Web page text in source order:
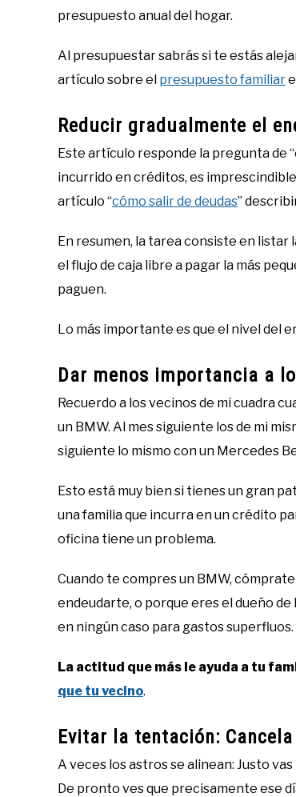
presupuesto anual del hogar.
Al presupuestar sabrás si te estás
artículo sobre el presupuesto familiar
Reducir gradualmente el
Este artículo responde la pregunta de
incurrido en créditos, es
artículo “cómo salir de deudas”
En resumen, la tarea consiste en listar
el flujo de caja libre a pagar la más
paguen.
Lo más importante es que el nivel del
Dar menos importancia a
Recuerdo a los vecinos de mi cuadra
un BMW. Al mes siguiente los de mi
siguiente lo mismo con un Mercedes
Esto está muy bien si tienes un gran
una familia que incurra en un crédito
oficina tiene un problema.
Cuando te compres un BMW,
endeudarte, o porque eres el dueño
en ningún caso para gastos superfluos.
La actitud que más le ayuda a tu
que tu vecino.
Evitar la tentación:
A veces los astros se alinean: Justo
De pronto ves que precisamente ese